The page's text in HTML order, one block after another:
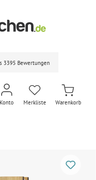
3395 Bewertungen
Konto Merkliste Warenkorb